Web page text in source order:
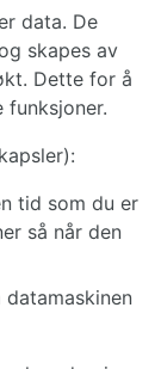
data. De
skapes av
Dette for å
funksjoner.
tid som du er
så når den